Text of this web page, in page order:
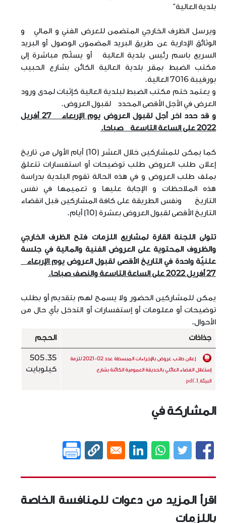
بلدية العالية"
ويرسل الظرف الخارجي المتضمن للعرض الفني و المالي و
الوثائق الإدارية عن طريق البريد المضمون الوصول أو البريد
السريع باسم رئيس بلدية العالية أو يسلّم مباشرة إلى
مكتب الضبط بمقر بلدية العالية الكائن بشارع الحبيب
بورقيبة 7016 العالية.
و يعتمد ختم مكتب الضبط لبلدية العالية كإثبات لمدى ورود
العرض في الأجل الأقصى المحدد لقبول العروض.
و قد حدد اخر أجل لقبول العروض
يوم الإربعاء 27 أفريل
2022 على الساعة التاسعة صباحا.
كما يمكن للمشاركين خلال العشر (10) أيام الأولى من تاريخ
إعلان طلب العروض طلب توضيحات أو استفسارات تتعلق
بملف طلب العروض و في هذه الحالة تقوم البلدية بدراسة
هذه الملاحظات و الإجابة عليها و تعميمها في نفس
التاريخ ونفس الطريقة على كافة المشاركين قبل انقضاء
التاريخ الأقصى لقبول العروض بعشرة (10) أيام.
تتولى اللجنة القارة لمشاريع اللزمات فتح الظرف الخارجي
والظروف المحتوية على العروض الفنية والمالية في جلسة
علنيّة واحدة في التاريخ الأقصى لقبول العروضيوم الإربعاء
27 أفريل 2022 على الساعة التاسعة والنصف صباحا.
يمكن للمشاركين الحضور ولا يسمح لهم بتقديم أو بطلب
توضيحات أو معلومات أو إستفسارات أو التدخل بأي حال من
الأحوال.
جذاذات
الحجم
إعلان طلب عروض بالإجراءات المبسطة عدد 02-2021 للزمة
إستغلال الفضاء العائلي بالحديقة العمومية الكائنة بشارع
البيئة_1.pdf
505.35
كيلوبايت
المشاركة في
اقرأ المزيد من دعوات للمنافسة الخاصة
باللزمات